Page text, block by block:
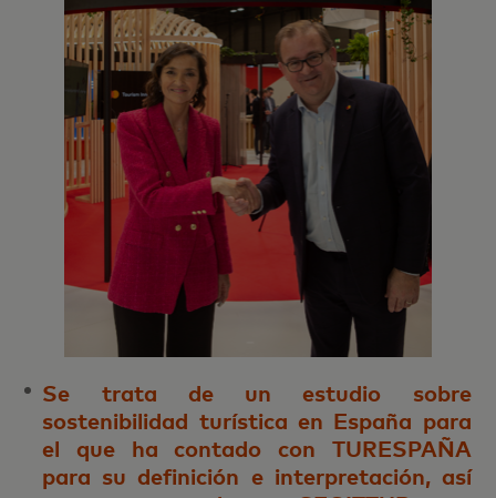
Se trata de un estudio sobre
sostenibilidad turística en España para
el que ha contado con TURESPAÑA
para su definición e interpretación, así